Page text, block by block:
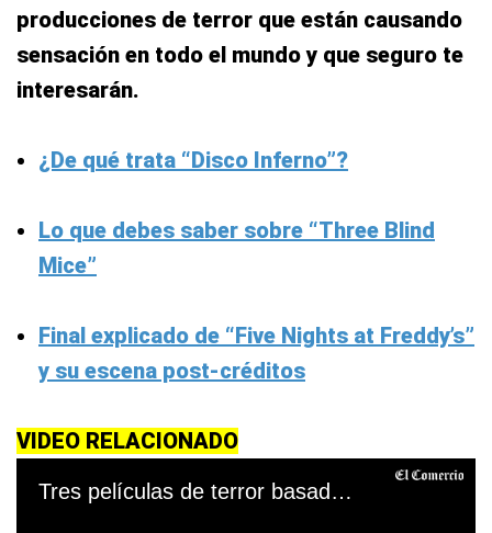
producciones de terror que están causando
sensación en todo el mundo y que seguro te
interesarán.
¿De qué trata “Disco Inferno”?
Lo que debes saber sobre “Three Blind
Mice”
Final explicado de “Five Nights at Freddy’s”
y su escena post-créditos
VIDEO RELACIONADO
Tres películas de terror basadas en hechos reales